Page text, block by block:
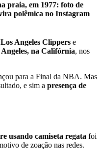
praia, em 1977: foto de
polêmica no Instagram
Angeles Clippers e
na Califórnia, nos
para a Final da NBA. Mas
e sim a presença de
usando camiseta regata foi
de zoação nas redes.